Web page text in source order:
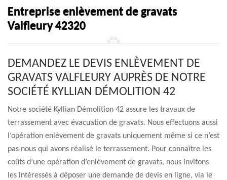
Entreprise enlèvement de gravats
Valfleury 42320
DEMANDEZ LE DEVIS ENLÈVEMENT DE
GRAVATS VALFLEURY AUPRÈS DE NOTRE
SOCIÉTÉ KYLLIAN DÉMOLITION 42
Notre société Kyllian Démolition 42 assure les travaux de
terrassement avec évacuation de gravats. Nous effectuons aussi
l’opération enlèvement de gravats uniquement même si ce n’est
pas nous qui avons réalisé le terrassement. Pour connaître les
coûts d’une opération d’enlèvement de gravats, nous invitons
les intéressés à déposer une demande de devis en ligne, via le